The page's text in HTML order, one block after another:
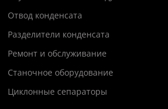
Отвод конденсата
Разделители конденсата
Ремонт и обслуживание
Станочное оборудование
Циклонные сепараторы